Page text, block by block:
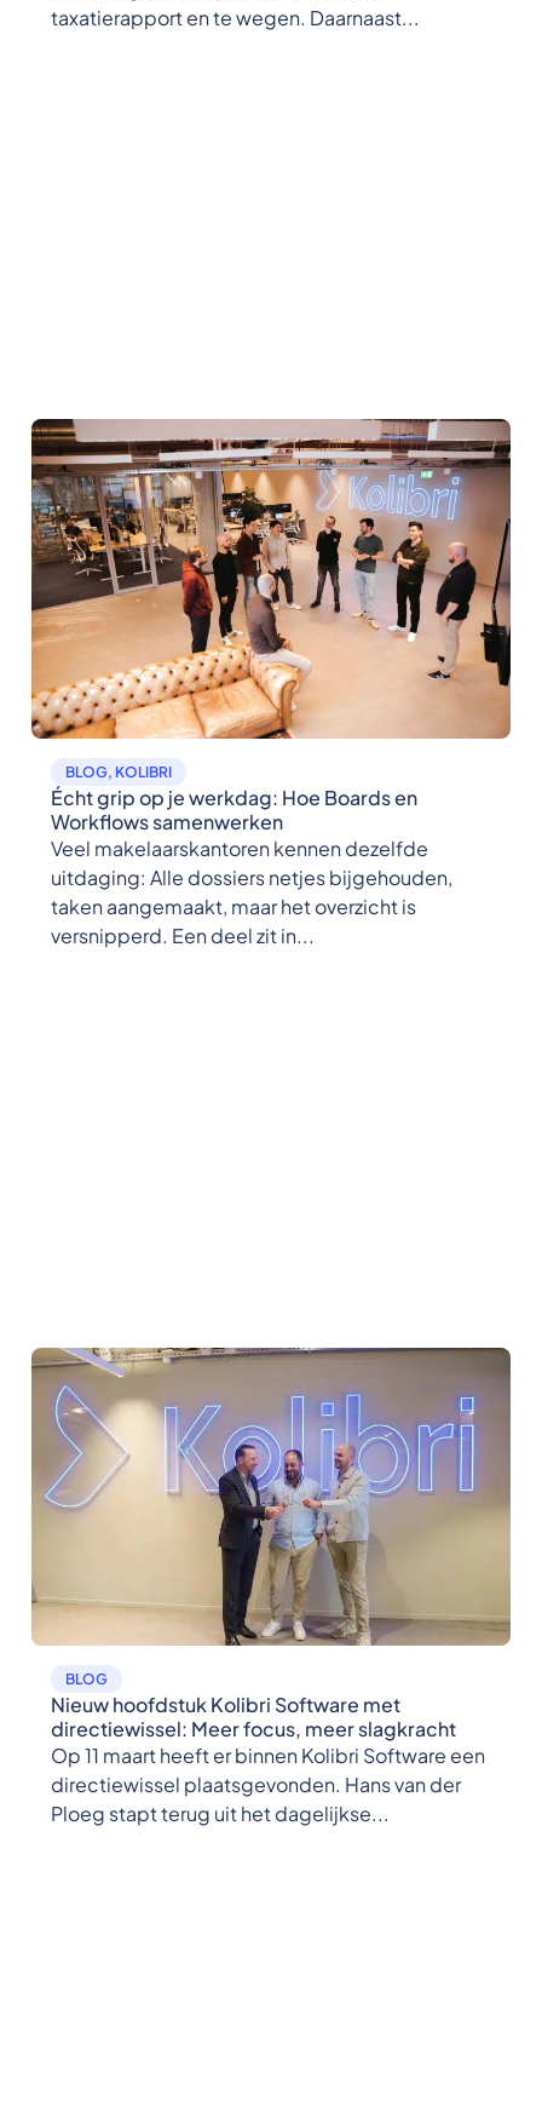
taxatierapport en te wegen. Daarnaast...
BLOG, KOLIBRI
Écht grip op je werkdag: Hoe Boards en
Workflows samenwerken
Veel makelaarskantoren kennen dezelfde
uitdaging: Alle dossiers netjes bijgehouden,
taken aangemaakt, maar het overzicht is
versnipperd. Een deel zit in...
BLOG
Nieuw hoofdstuk Kolibri Software met
directiewissel: Meer focus, meer slagkracht
Op 11 maart heeft er binnen Kolibri Software een
directiewissel plaatsgevonden. Hans van der
Ploeg stapt terug uit het dagelijkse...